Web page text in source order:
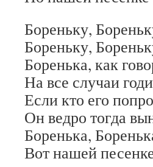
Бореньку,
Бореньку,
Боренька, как
На все случаи
Если кто его
Он ведро тогда
Боренька,
Вот нашей